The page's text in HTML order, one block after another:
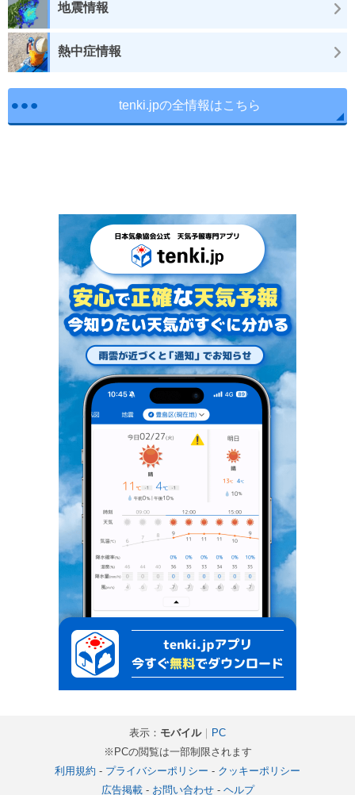
地震情報
熱中症情報
tenki.jpの全情報はこちら
表示： モバイル｜
PC
※PCの閲覧は一部制限されます
利用規約 - プライバシーポリシー - クッキーポリシー
広告掲載- お問い合わせ- ヘルプ